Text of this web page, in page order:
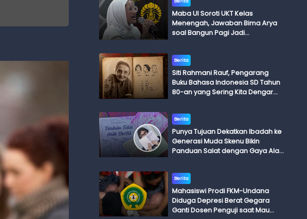
Maba UI Soroti UKT Kelas
Menengah, Jawaban Bima Arya
soal Bangun Pagi Jadi
Berita
Siti Rahmani Rauf, Pengarang
Buku Bahasa Indonesia SD Tahun
80-an yang Sering Kita Dengar
Adik Budi
Berita
Punya Tujuan Dekatkan Ibadah ke
Generasi Muda Skenu Bikin
Panduan Salat dengan Gaya Ala
Berita
Mahasiswi Prodi FKM-Undana
Diduga Depresi Berat Gegara
Ganti Dosen Penguji saat Mau